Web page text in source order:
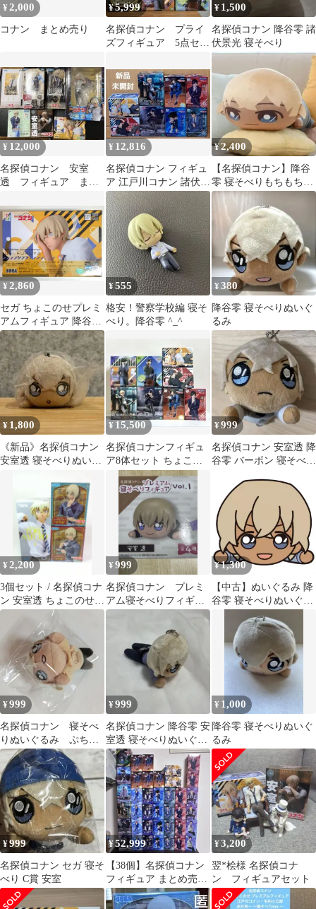
¥ 2,000
コナン まとめ売り
¥5,999
名探偵コナン プライ
ズフィギュア 5点セッ
¥ 1,500
名探偵コナン 降谷零 諸
伏景光 寝そべり
¥ 12,000
名探偵コナン 安室
透 フィギュア まと
¥ 12,816
名探偵コナン フィギュ
ア 江戸川コナン 諸伏高
明 赤井秀一 降谷零 萩
原研二
¥2,400
【名探偵コナン】降谷
零 寝そべりもちもちぬ
いぐるみ 特大BIG※最
終値下げ
¥ 2,860
セガ ちょこのせプレミ
アムフィギュア 降谷零
寝そべりVer.
¥555
格安！警察学校編 寝そ
べり。降谷零 ^_^
¥380
降谷零 寝そべりぬいぐ
るみ
¥ 1,800
《新品》名探偵コナン
安室透 寝そべりぬいぐ
¥ 15,500
名探偵コナンフィギュ
ア8体セット ちょこの
せ諸伏高明 萩原研二 赤
井秀一 降谷零
¥999
名探偵コナン 安室透 降
谷零 バーボン 寝そべり
¥ 2,200
3個セット / 名探偵コナ
ン 安室透 ちょこのせ
プレミアムフィギュア
¥999
名探偵コナン プレミ
アム寝そべりフィギュ
ア vol.1 安室透
¥1,300
【中古】ぬいぐるみ 降
谷零 寝そべりぬいぐる
み(S) 「名探偵コナン」
¥999
名探偵コナン 寝そべ
りぬいぐるみ ぷち
安室透
¥999
名探偵コナン 降谷零 安
室透 寝そべりぬいぐる
み ぷち
¥ 1,000
降谷零 寝そべりぬいぐ
るみ
¥999
名探偵コナン セガ 寝そ
べり C賞 安室
¥52,999
【38個】名探偵コナン
フィギュア まとめ売り
大量セット
¥3,200
翌*桧様 名探偵コナ
ン フィギュアセット